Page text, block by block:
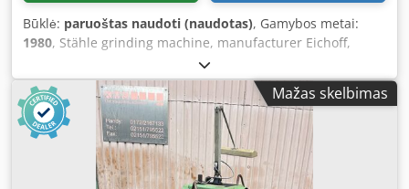
Būklė: paruoštas naudoti (naudotas), Gamybos metai:
1980, Stähle grinding machine, manufacturer Eichoff,
model E2. Ready for operation. Djdpsiuh Rhjfx Acmjkr
Mažas skelbimas